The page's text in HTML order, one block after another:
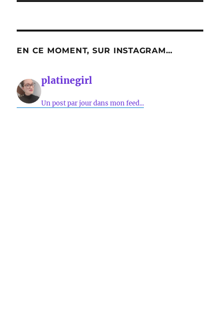
EN CE MOMENT, SUR INSTAGRAM…
platinegirl
Un post par jour dans mon feed...